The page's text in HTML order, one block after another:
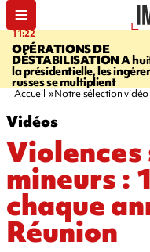
11:22
OPÉRATIONS DE
DÉSTABILISATIONA
la présidentielle, les
russes se multiplient
Accueil Notre sélection vidéo
Vidéos
Violences
mineurs :
chaque
Réunion